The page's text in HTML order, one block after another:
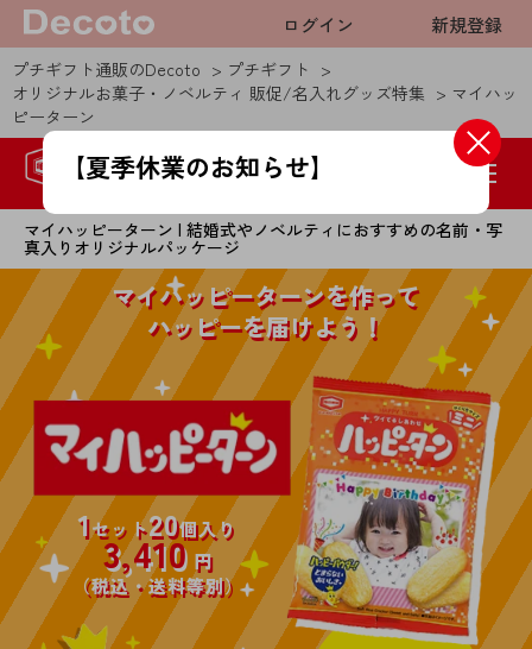
ログイン 新規登録
プチギフト通販のDecoto
プチギフト
オリジナルお菓子・ノベルティ 販促/名入れグッズ特集
マイハッ
ピーターン
マイハッピーターン | 結婚式やノベルティにおすすめの名前・写
真入りオリジナルパッケージ
マイハッピーターンを作って
ハッピーを届けよう！
1セット20個入り
3,410 円
（税込・送料等別）
【夏季休業のお知らせ】
8月8日(土)～8月16日(日)の期間は、お問い合
わせ窓口を休業させて頂きます。
なお、メールでのお問合せに関しましては通
常通り受け付けしておりますが、8月17日
(月)10:00より順次対応とさせていただきま
す。
お客様にはご不便をおかけしますが、何卒ご
了承の程宜しくお願い申し上げます。
※ご注文に関してましては通常通り受け付け
しております。